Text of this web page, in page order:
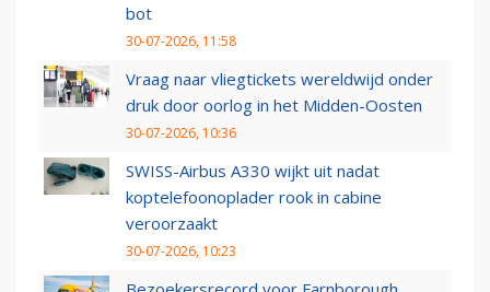
bot
30-07-2026, 11:58
Vraag naar vliegtickets wereldwijd onder
druk door oorlog in het Midden-Oosten
30-07-2026, 10:36
SWISS-Airbus A330 wijkt uit nadat
koptelefoonoplader rook in cabine
veroorzaakt
30-07-2026, 10:23